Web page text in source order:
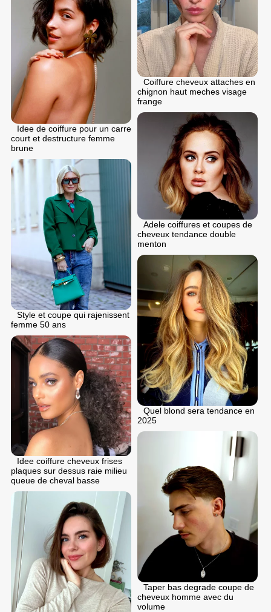
Coiffure cheveux attaches en
chignon haut meches visage
frange
Idee de coiffure pour un carre
court et destructure femme
brune
Adele coiffures et coupes de
cheveux tendance double
menton
Style et coupe qui rajenissent
femme 50 ans
Quel blond sera tendance en
2025
Idee coiffure cheveux frises
plaques sur dessus raie milieu
queue de cheval basse
Taper bas degrade coupe de
cheveux homme avec du
volume